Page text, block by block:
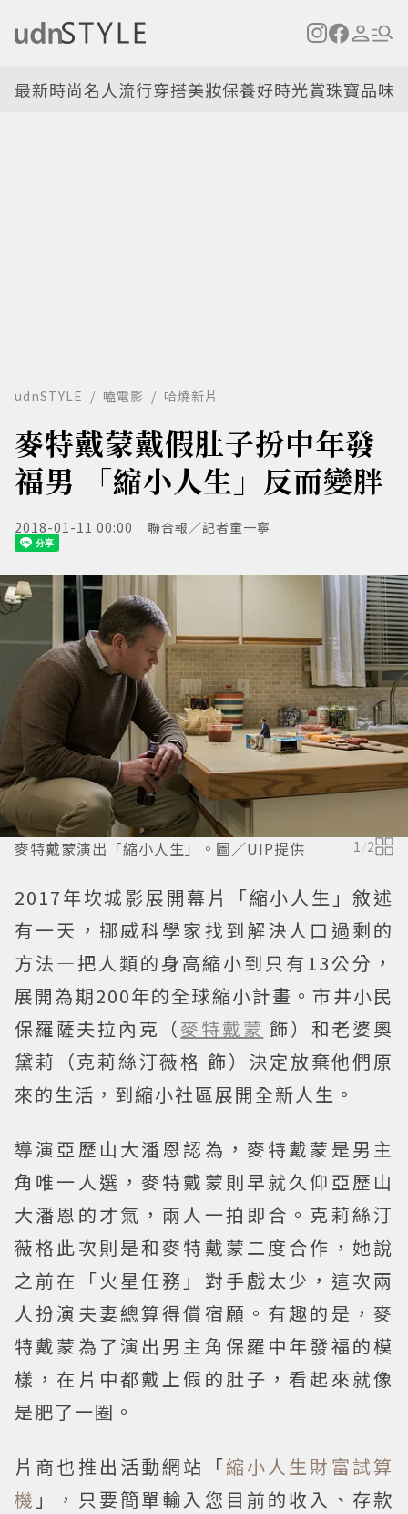
最新時尚名人流行穿搭美妝保養好時光賞珠寶品味
udnSTYLE 嗑電影 哈燒新片
麥特戴蒙戴假肚子扮中年發
福男 「縮小人生」反而變胖
2018-01-11 00:00 聯合報／記者童一寧
麥特戴蒙演出「縮小人生」。圖／UIP提供 1/2
2017年坎城影展開幕片「縮小人生」敘述
有一天，挪威科學家找到解決人口過剩的
方法—把人類的身高縮小到只有13公分，
展開為期200年的全球縮小計畫。市井小民
保羅薩夫拉內克（麥特戴蒙 飾）和老婆奧
黛莉（克莉絲汀薇格 飾）決定放棄他們原
來的生活，到縮小社區展開全新人生。
導演亞歷山大潘恩認為，麥特戴蒙是男主
角唯一人選，麥特戴蒙則早就久仰亞歷山
大潘恩的才氣，兩人一拍即合。克莉絲汀
薇格此次則是和麥特戴蒙二度合作，她說
之前在「火星任務」對手戲太少，這次兩
人扮演夫妻總算得償宿願。有趣的是，麥
特戴蒙為了演出男主角保羅中年發福的模
樣，在片中都戴上假的肚子，看起來就像
是肥了一圈。
片商也推出活動網站「縮小人生財富試算
機 」，只要簡單輸入您目前的收入、存款